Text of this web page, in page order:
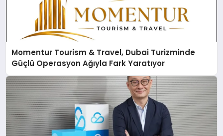
Momentur Tourism & Travel, Dubai Turizminde
Güçlü Operasyon Ağıyla Fark Yaratıyor